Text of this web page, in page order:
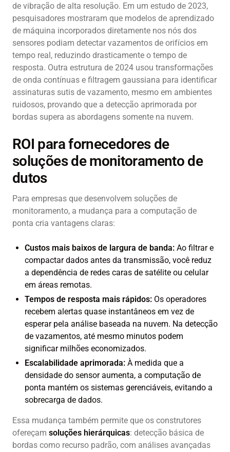
de vibração de alta resolução. Em um estudo de 2023,
pesquisadores mostraram que modelos de aprendizado
de máquina incorporados diretamente nos nós dos
sensores podiam detectar vazamentos de orifícios em
tempo real, reduzindo drasticamente o tempo de
resposta. Outra estrutura de 2024 usou transformações
de onda contínuas e filtragem gaussiana para identificar
assinaturas sutis de vazamento, mesmo em ambientes
ruidosos, provando que a detecção aprimorada por
bordas supera as abordagens somente na nuvem.
ROI para fornecedores de
soluções de monitoramento de
dutos
Para empresas que desenvolvem soluções de
monitoramento, a mudança para a computação de
ponta cria vantagens claras:
Custos mais baixos de largura de banda: Ao filtrar e
compactar dados antes da transmissão, você reduz
a dependência de redes caras de satélite ou celular
em áreas remotas.
Tempos de resposta mais rápidos: Os operadores
recebem alertas quase instantâneos em vez de
esperar pela análise baseada na nuvem. Na detecção
de vazamentos, até mesmo minutos podem
significar milhões economizados.
Escalabilidade aprimorada: À medida que a
densidade do sensor aumenta, a computação de
ponta mantém os sistemas gerenciáveis, evitando a
sobrecarga de dados.
Essa mudança também permite que os construtores
ofereçam soluções hierárquicas: detecção básica de
bordas como recurso padrão, com análises avançadas